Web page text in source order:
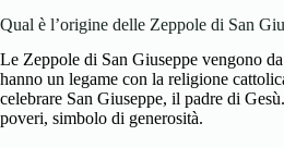
Qual è l’origine delle Zeppole di San
Le Zeppole di San Giuseppe vengono
hanno un legame con la religione
celebrare San Giuseppe, il padre di
poveri, simbolo di generosità.